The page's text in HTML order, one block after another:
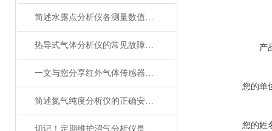
简述水露点分析仪各测量数值的含义
热导式气体分析仪的常见故障解决方法分享
一文与您分享红外气体传感器的工作原理
简述氮气纯度分析仪的正确安装方法
切记！定期维护沼气分析仪是提高沼气生产效率的关键
产
您的单
您的姓